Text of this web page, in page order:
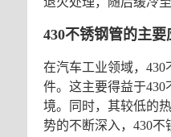
430不锈钢管的主
在汽车工业领域， 430
件。这主要得益于430
境。同时，其较低的
势的不断深入， 430不